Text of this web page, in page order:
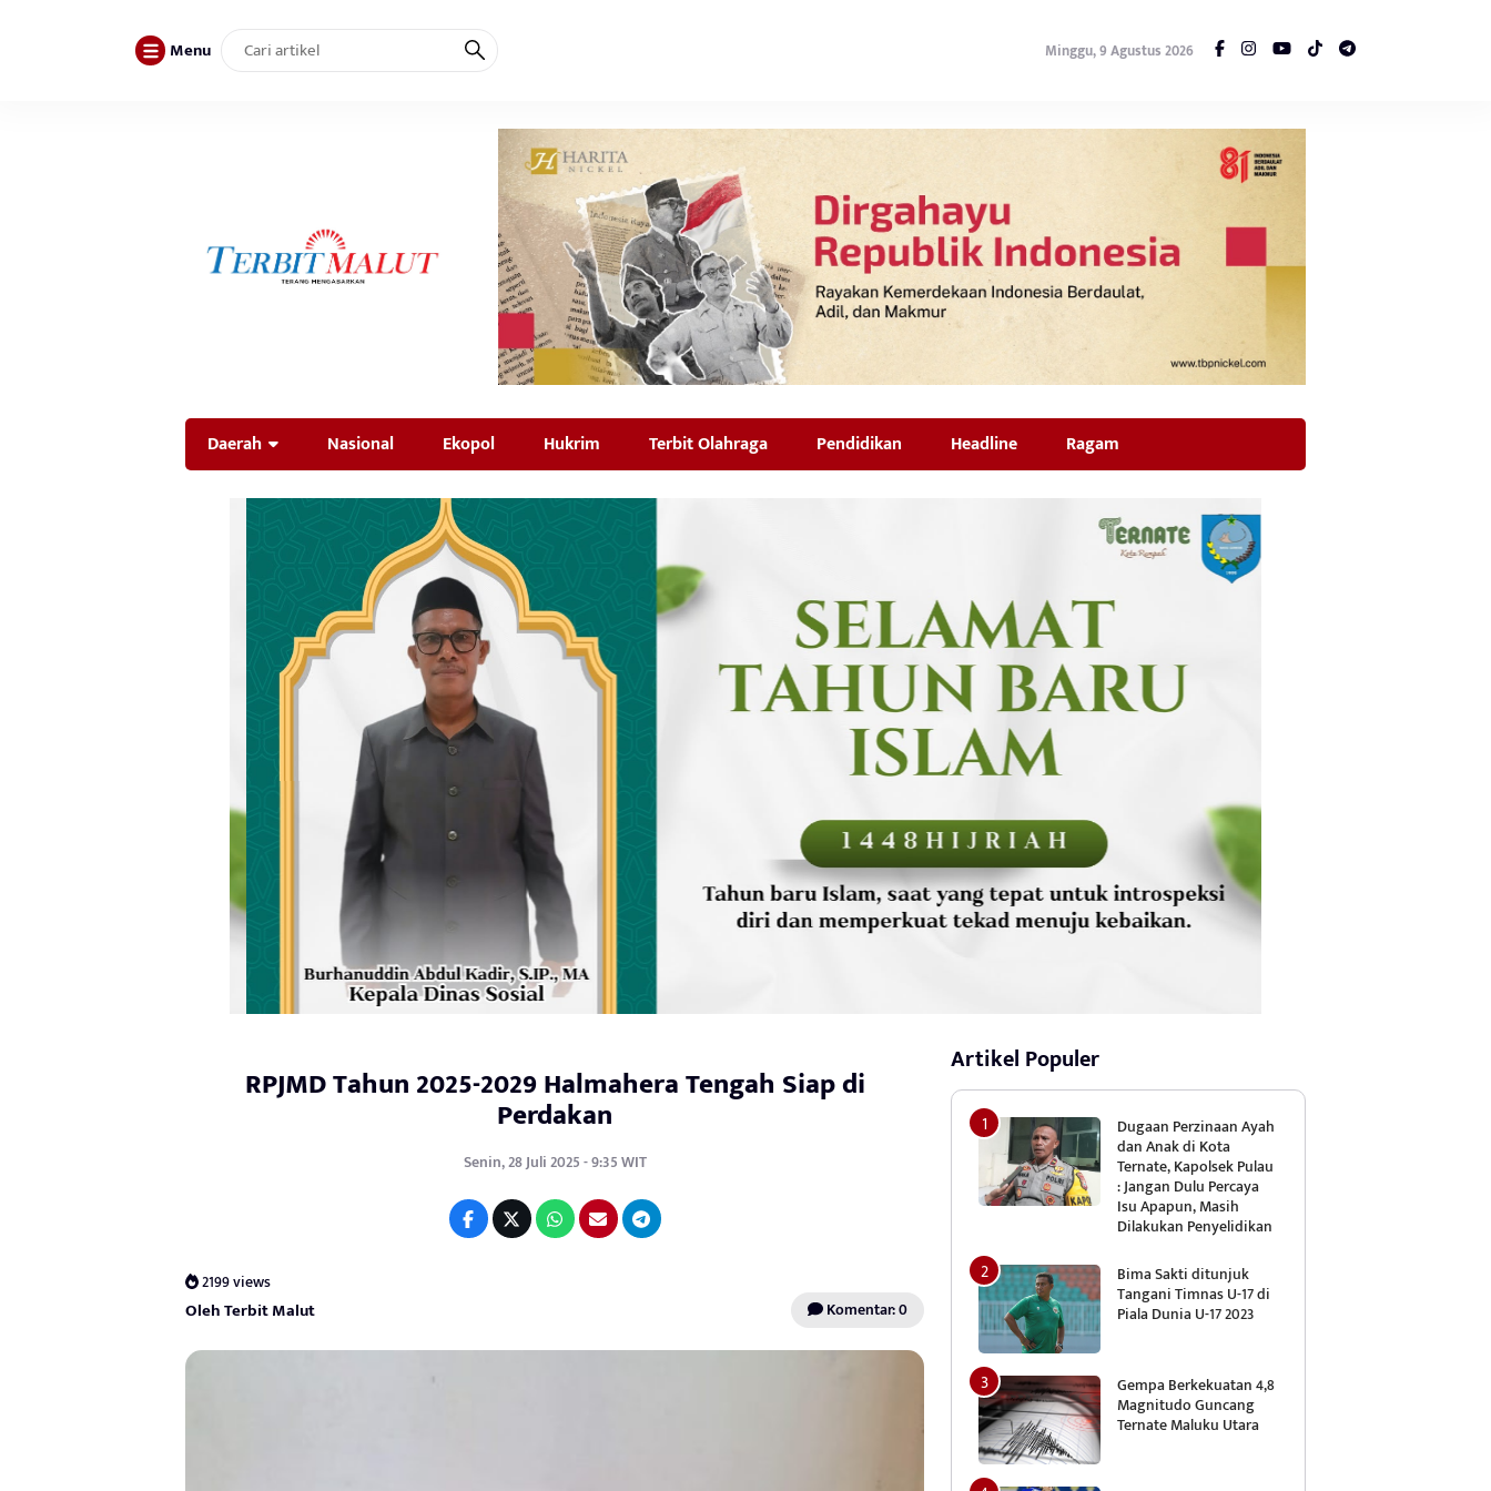
Menu Minggu, 9 Agustus 2026
Daerah Nasional Ekopol Hukrim Terbit Olahraga Pendidikan Headline Ragam
RPJMD Tahun 2025-2029 Halmahera Tengah Siap di
Perdakan
Senin, 28 Juli 2025 - 9:35 WIT
2199 views
Oleh Terbit Malut Komentar: 0
Artikel Populer
Dugaan Perzinaan Ayah
dan Anak di Kota
Ternate, Kapolsek Pulau
: Jangan Dulu Percaya
Isu Apapun, Masih
Dilakukan Penyelidikan
Bima Sakti ditunjuk
Tangani Timnas U-17 di
Piala Dunia U-17 2023
Gempa Berkekuatan 4,8
Magnitudo Guncang
Ternate Maluku Utara